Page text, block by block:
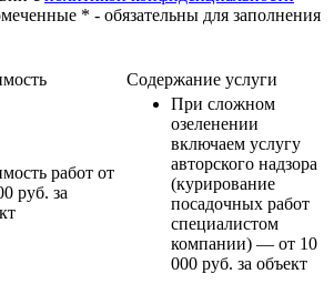
* - обязательны для заполнения
Содержание услуги
работ от
руб. за
При сложном
озеленении
включаем услугу
авторского надзора
(курирование
посадочных работ
специалистом
компании) — от 10
000 руб. за объект